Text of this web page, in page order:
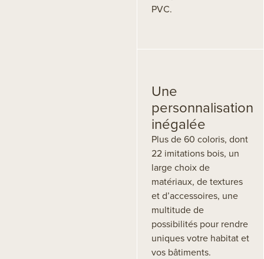
PVC.
Une
personnalisation
inégalée
Plus de 60 coloris, dont
22 imitations bois, un
large choix de
matériaux, de textures
et d’accessoires, une
multitude de
possibilités pour rendre
uniques votre habitat et
vos bâtiments.